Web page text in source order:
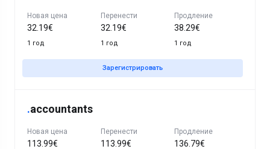
Новая цена
32.19€
1 год
Перенести
32.19€
1 год
Продление
38.29€
1 год
Зарегистрировать
.accountants
Новая цена
113.99€
Перенести
113.99€
Продление
136.79€